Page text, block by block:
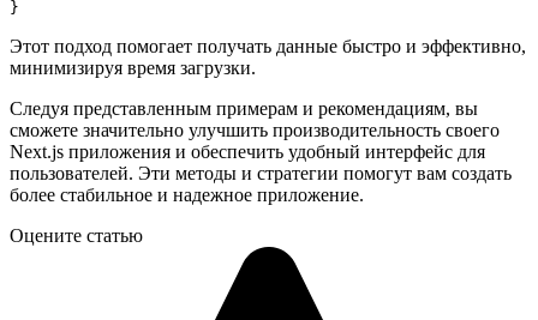
Этот подход помогает получать данные быстро и эффективно,
минимизируя время загрузки.
Следуя представленным примерам и рекомендациям, вы
сможете значительно улучшить производительность своего
Next.js приложения и обеспечить удобный интерфейс для
пользователей. Эти методы и стратегии помогут вам создать
более стабильное и надежное приложение.
Оцените статью